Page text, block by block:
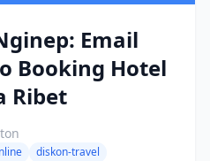
Email
Booking Hotel
Ribet
diskon-travel